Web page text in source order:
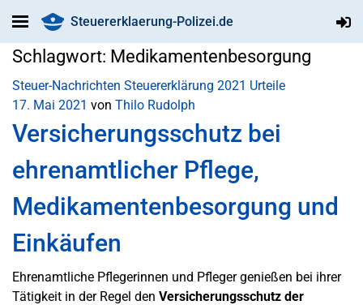
Steuererklaerung-Polizei.de
Schlagwort: Medikamentenbesorgung
Steuer-Nachrichten Steuererklärung 2021 Urteile
17. Mai 2021 von Thilo Rudolph
Versicherungsschutz bei
ehrenamtlicher Pflege,
Medikamentenbesorgung und
Einkäufen
Ehrenamtliche Pflegerinnen und Pfleger genießen bei ihrer
Tätigkeit in der Regel den Versicherungsschutz der